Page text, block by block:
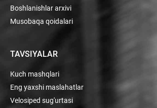
Boshlanishlar arxivi
Musobaqa qoidalari
TAVSIYALAR
Kuch mashqlari
Eng yaxshi maslahatlar
Velosiped sug'urtasi